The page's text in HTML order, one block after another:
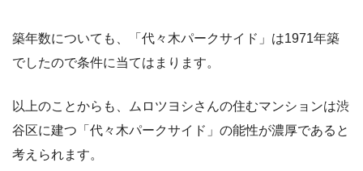
築年数についても、「代々木パークサイド」は1971年築
でしたので条件に当てはまります。
以上のことからも、ムロツヨシさんの住むマンションは渋
谷区に建つ「代々木パークサイド」の能性が濃厚であると
考えられます。